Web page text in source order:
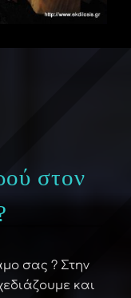
στον
σας ? Στην
και